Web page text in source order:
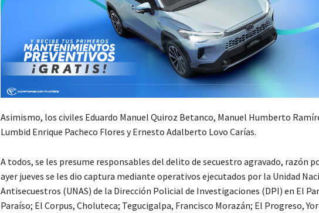
Asimismo, los civiles Eduardo Manuel Quiroz Betanco, Manuel Humberto
Lumbid Enrique Pacheco Flores y Ernesto Adalberto Lovo Carías.
A todos, se les presume responsables del delito de secuestro agravado, razón
ayer jueves se les dio captura mediante operativos ejecutados por la Unidad
Antisecuestros (UNAS) de la Dirección Policial de Investigaciones (DPI) en El
Paraíso; El Corpus, Choluteca; Tegucigalpa, Francisco Morazán; El Progreso,